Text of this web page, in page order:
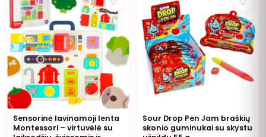
Sensorinė lavinamoji lenta
Montessori – virtuvėlė su
Sour Drop Pen Jam braškių
skonio guminukai su skystu